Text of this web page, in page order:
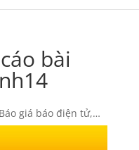
bài
Báo giá báo điện tử,
Quảng cáo báo điện